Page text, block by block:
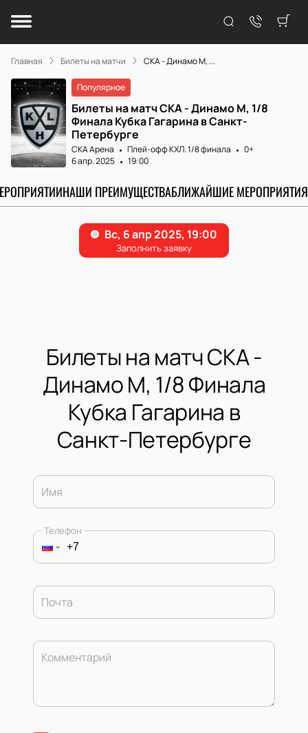
Главная Билеты на матчи СКА - Динамо М, ...
Популярное
Билеты на матч СКА - Динамо М, 1/8
Финала Кубка Гагарина в Санкт-
Петербурге
СКА Арена Плей-офф КХЛ. 1/8 финала
0+
6 апр. 2025
19:00
НАШИ ПРЕИМУЩЕСТВАБЛИЖАЙШИЕ МЕРОПРИЯТИЯ
Билеты на матч СКА -
Динамо М, 1/8 Финала
Кубка Гагарина в
Санкт-Петербурге
Имя
Телефон
Почта
Комментарий